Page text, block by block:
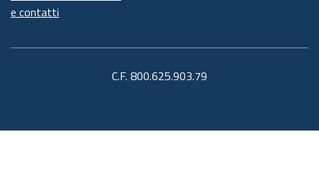
e contatti
C.F. 800.625.903.79